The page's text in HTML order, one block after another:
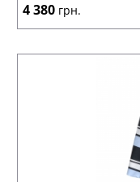
4 380 грн.